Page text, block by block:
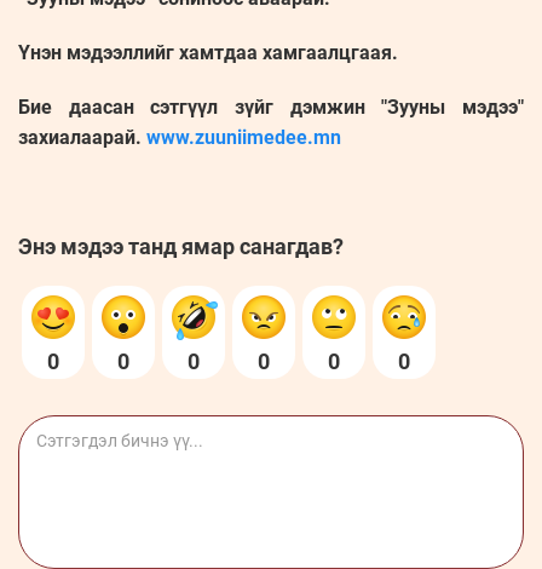
Үнэн мэдээллийг хамтдаа хамгаалцгаая.
Бие даасан сэтгүүл зүйг дэмжин "Зууны мэдээ"
захиалаарай. www.zuuniimedee.mn
Энэ мэдээ танд ямар санагдав?
0 0 0 0 0 0